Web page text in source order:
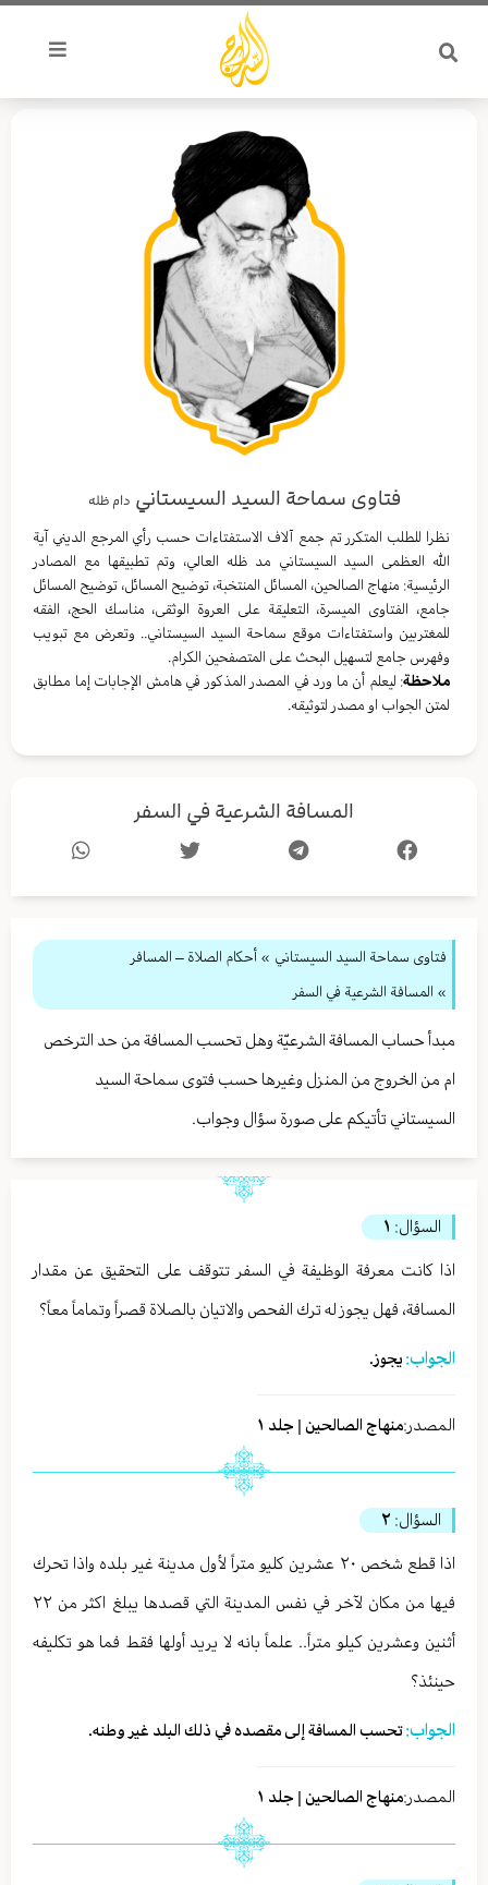
تخطي
المحتوى
فتاوى سماحة السيد السيستاني دام ظله
نظرا للطلب المتكرر تم جمع آلاف الاستفتاءات حسب رأي المرجع الديني آية
الله العظمى السيد السيستاني مد ظله العالي، وتم تطبيقها مع المصادر
الرئيسية: منهاج الصالحين، المسائل المنتخبة، توضيح المسائل، توضيح المسائل
جامع، الفتاوى الميسرة، التعليقة على العروة الوثقى، مناسك الحج، الفقه
للمغتربين واستفتاءات موقع سماحة السيد السيستاني.. وتعرض مع تبويب
وفهرس جامع لتسهيل البحث على المتصفحين الكرام.
ملاحظة: ليعلم أن ما ورد في المصدر المذكور في هامش الإجابات إما مطابق
لمتن الجواب او مصدر لتوثيقه.
المسافة الشرعية في السفر
فتاوى سماحة السيد السيستاني » أحكام الصلاة – المسافر
» المسافة الشرعية في السفر
مبدأ حساب المسافة الشرعيّة وهل تحسب المسافة من حد الترخص
ام من الخروج من المنزل وغيرها حسب فتوى سماحة السيد
السيستاني تأتيكم على صورة سؤال وجواب.
السؤال: ١
اذا كانت معرفة الوظيفة في السفر تتوقف على التحقيق عن مقدار
المسافة، فهل يجوز له ترك الفحص والاتيان بالصلاة قصراً وتماماً معاً؟
الجواب: يجوز.
المصدر:منهاج الصالحين | جلد ١
السؤال: ٢
اذا قطع شخص ٢٠ عشرين كليو متراً لأول مدينة غير بلده واذا تحرك
فيها من مكان لآخر في نفس المدينة التي قصدها يبلغ اكثر من ٢٢
أثنين وعشرين كيلو متراً.. علماً بانه لا يريد أولها فقط فما هو تكليفه
حينئذ؟
الجواب:تحسب المسافة إلى مقصده في ذلك البلد غير وطنه.
المصدر:منهاج الصالحين | جلد ١